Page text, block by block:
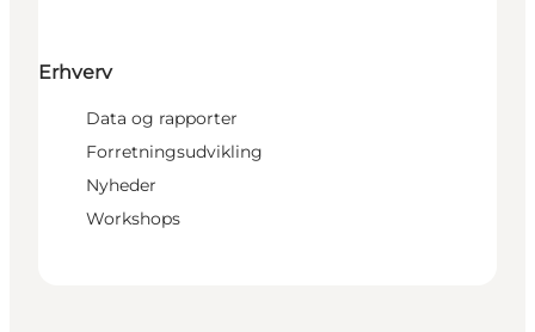
Erhverv
Data og rapporter
Forretningsudvikling
Nyheder
Workshops